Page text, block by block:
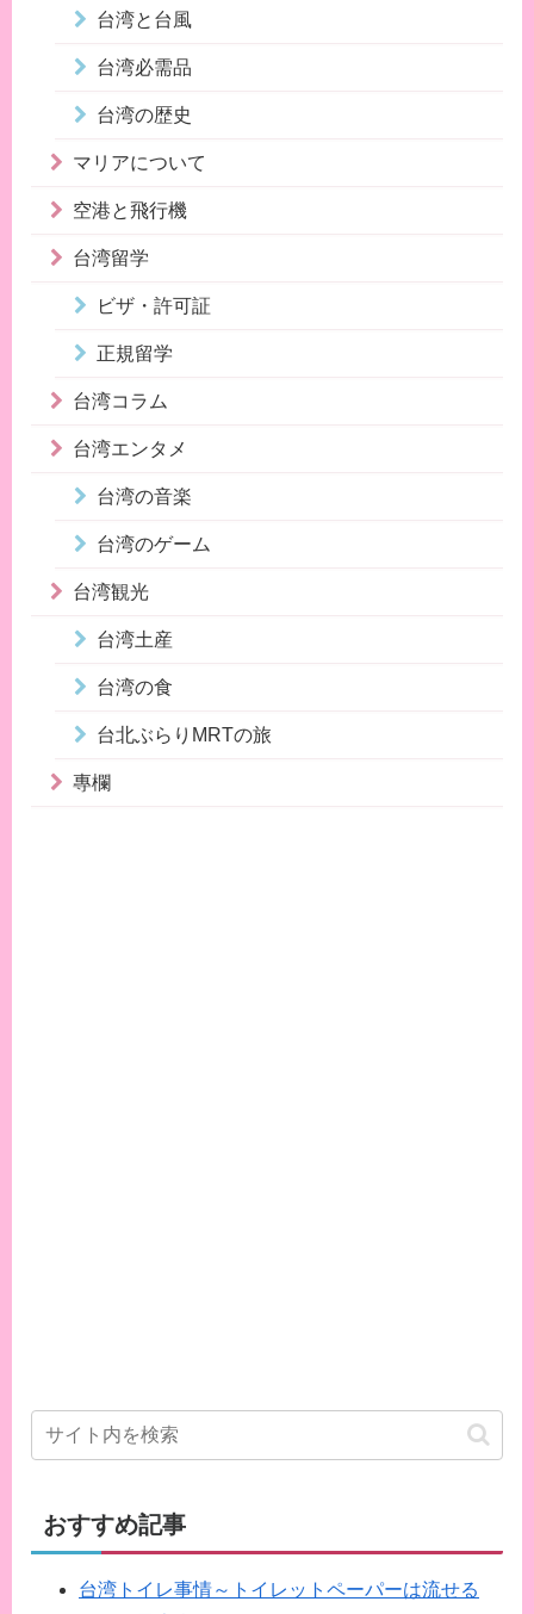
台湾と台風
台湾必需品
台湾の歴史
マリアについて
空港と飛行機
台湾留学
ビザ・許可証
正規留学
台湾コラム
台湾エンタメ
台湾の音楽
台湾のゲーム
台湾観光
台湾土産
台湾の食
台北ぶらりMRTの旅
專欄
おすすめ記事
台湾トイレ事情～トイレットペーパーは流せる